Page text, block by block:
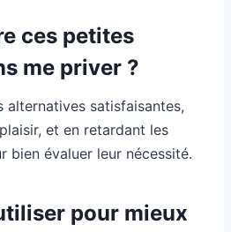
ces petites
me priver ?
alternatives satisfaisantes,
et en retardant les
bien évaluer leur nécessité.
pour mieux